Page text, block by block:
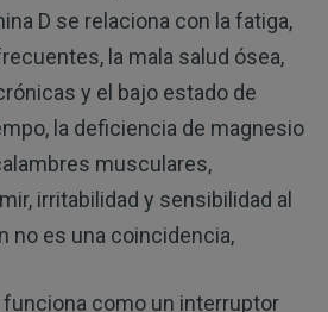
D se relaciona con la fatiga,
la mala salud ósea,
y el bajo estado de
la deficiencia de magnesio
musculares,
irritabilidad y sensibilidad al
no es una coincidencia,
como un interruptor